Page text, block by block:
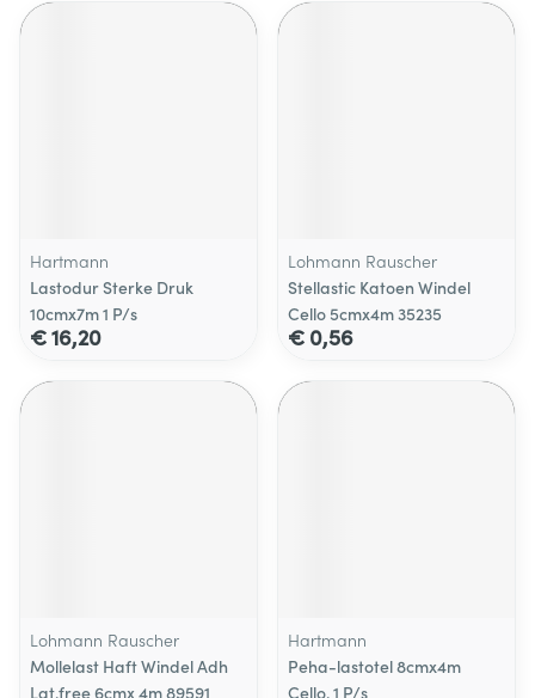
Hartmann
Lastodur Sterke Druk
10cmx7m 1 P/s
€ 16,20
Lohmann Rauscher
Stellastic Katoen Windel
Cello 5cmx4m 35235
€ 0,56
Lohmann Rauscher
Mollelast Haft Windel Adh
Lat.free 6cmx 4m 89591
Hartmann
Peha-lastotel 8cmx4m
Cello. 1 P/s